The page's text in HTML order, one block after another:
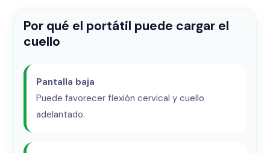
Por qué el portátil puede cargar el
cuello
Pantalla baja
Puede favorecer flexión cervical y cuello
adelantado.